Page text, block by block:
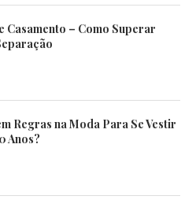
Casamento – Como Superar
Regras na Moda Para Se Vestir
Anos?